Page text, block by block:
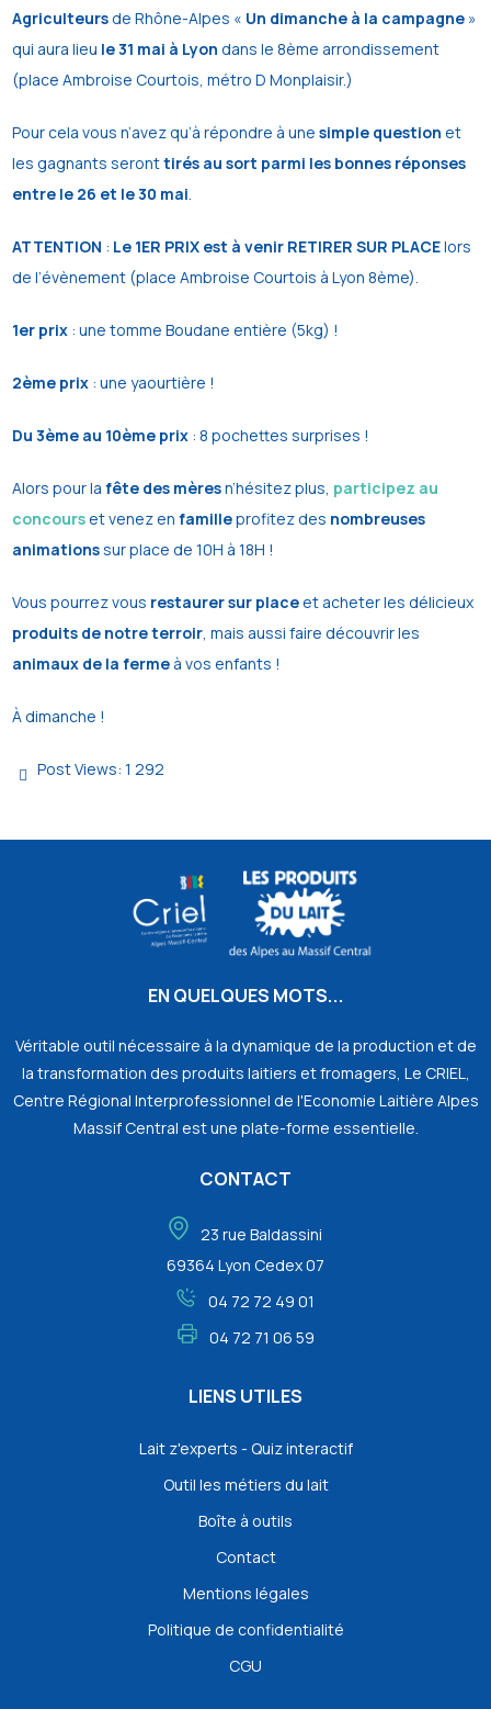
Agriculteursde Rhône-Alpes « Un dimanche à la campagne »
qui aura lieu le 31 mai à Lyon dans le 8ème arrondissement
(place Ambroise Courtois, métro D Monplaisir.)
Pour cela vous n’avez qu’à répondre à unesimple question et
les gagnants seronttirés au sort parmi les bonnes réponses
entre le 26 et le 30 mai.
ATTENTION : Le 1ER PRIX est à venir RETIRER SUR PLACElors
de l’évènement (place Ambroise Courtois à Lyon 8ème).
1er prix : une tomme Boudane entière (5kg) !
2ème prix : une yaourtière !
Du 3ème au 10ème prix : 8 pochettes surprises !
Alors pour lafête des mèresn’hésitez plus, participez au
concourset venez enfamilleprofitez des nombreuses
animationssur place de 10H à 18H !
Vous pourrez vous restaurer sur placeet acheter les délicieux
produits de notre terroir, mais aussi faire découvrir les
animaux de la ferme à vos enfants !
À dimanche !
Post Views: 1 292
EN QUELQUES MOTS...
Véritable outil nécessaire à la dynamique de la production et de
la transformation des produits laitiers et fromagers, Le CRIEL,
Centre Régional Interprofessionnel de l'Economie Laitière Alpes
Massif Central est une plate-forme essentielle.
CONTACT
23 rue Baldassini
69364 Lyon Cedex 07
04 72 72 49 01
04 72 71 06 59
LIENS UTILES
Lait z'experts - Quiz interactif
Outil les métiers du lait
Boîte à outils
Contact
Mentions légales
Politique de confidentialité
CGU